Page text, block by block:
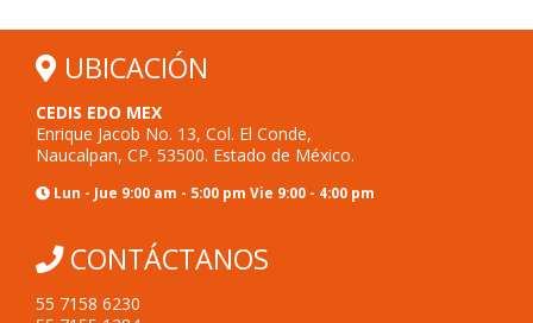
UBICACIÓN
CEDIS EDO MEX
Enrique Jacob No. 13, Col. El Conde,
Naucalpan, CP. 53500. Estado de México.
Lun - Jue 9:00 am - 5:00 pm Vie 9:00 - 4:00 pm
CONTÁCTANOS
55 7158 6230